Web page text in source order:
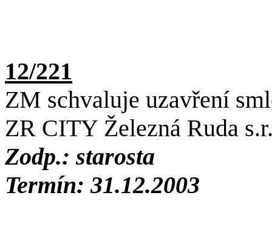
12/221
ZM schvaluje uzavření
ZR CITY Železná Ruda
Zodp.: starosta
Termín: 31.12.2003